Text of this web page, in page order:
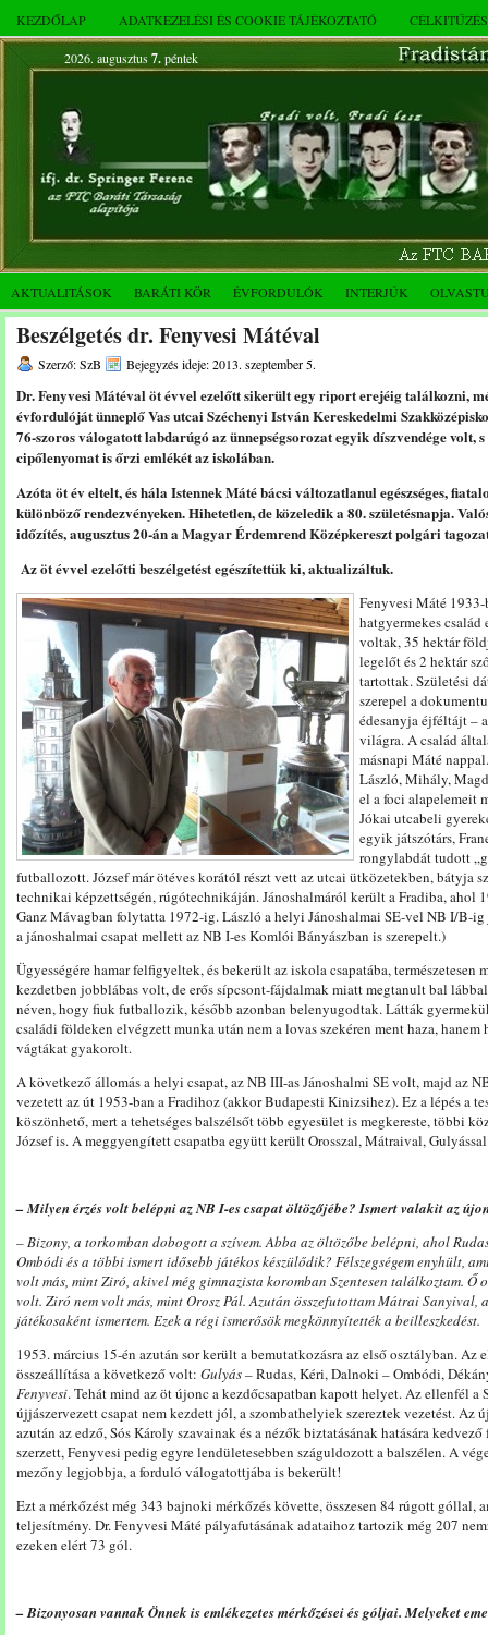
KEZDŐLAP ADATKEZELÉSI ÉS COOKIE TÁJÉKOZTATÓ
2026. augusztus 7.péntek
AKTUALITÁSOK BARÁTI KÖR ÉVFORDULÓK INTERJÚK
Beszélgetés dr. Fenyvesi Mátéval
Szerző: SzB Bejegyzés ideje: 2013. szeptember 5.
Dr. Fenyvesi Mátéval öt évvel ezelőtt sikerült egy riport erejéig találkozni,
évfordulóját ünneplő Vas utcai Széchenyi István Kereskedelmi
76-szoros válogatott labdarúgó az ünnepségsorozat egyik díszvendége volt,
cipőlenyomat is őrzi emlékét az iskolában.
Azóta öt év eltelt, és hála Istennek Máté bácsi változatlanul egészséges,
különböző rendezvényeken. Hihetetlen, de közeledik a 80. születésnapja.
időzítés, augusztus 20-án a Magyar Érdemrend Középkereszt polgári
Az öt évvel ezelőtti beszélgetést egészítettük ki, aktualizáltuk.
Fenyvesi Máté 1933-
hatgyermekes
voltak, 35 hektár
legelőt és 2 hektár
tartottak. Születési
szerepel a
édesanyja éjféltájt –
világra. A család
másnapi Máté
László, Mihály,
el a foci alapelemeit
Jókai utcabeli
egyik játszótárs,
rongylabdát tudott
futballozott. József már ötéves korától részt vett az utcai ütközetekben, bátyja
technikai képzettségén, rúgótechnikáján. Jánoshalmáról került a Fradiba, ahol
Ganz Mávagban folytatta 1972-ig. László a helyi Jánoshalmai SE-vel NB I/B-
a jánoshalmai csapat mellett az NB I-es Komlói Bányászban is szerepelt.)
Ügyességére hamar felfigyeltek, és bekerült az iskola csapatába, természetesen
kezdetben jobblábas volt, de erős sípcsont-fájdalmak miatt megtanult bal
néven, hogy fiuk futballozik, később azonban belenyugodtak. Látták
családi földeken elvégzett munka után nem a lovas szekéren ment haza,
vágtákat gyakorolt.
A következő állomás a helyi csapat, az NB III-as Jánoshalmi SE volt, majd az
vezetett az út 1953-ban a Fradihoz (akkor Budapesti Kinizsihez). Ez a lépés a
köszönhető, mert a tehetséges balszélsőt több egyesület is megkereste, többi
József is. A meggyengített csapatba együtt került Orosszal, Mátraival, Gulyással
– Milyen érzés volt belépni az NB I-es csapat öltözőjébe? Ismert valakit az
– Bizony, a torkomban dobogott a szívem. Abba az öltözőbe belépni, ahol
Ombódi és a többi ismert idősebb játékos készülődik? Félszegségem enyhült,
volt más, mint Ziró, akivel még gimnazista koromban Szentesen találkoztam. Ő
volt. Ziró nem volt más, mint Orosz Pál. Azután összefutottam Mátrai Sanyival,
játékosaként ismertem. Ezek a régi ismerősök megkönnyítették a beilleszkedést.
1953. március 15-én azután sor került a bemutatkozásra az első osztályban.
összeállítása a következő volt: Gulyás– Rudas, Kéri, Dalnoki – Ombódi,
Fenyvesi. Tehát mind az öt újonc a kezdőcsapatban kapott helyet. Az ellenfél a
újjászervezett csapat nem kezdett jól, a szombathelyiek szereztek vezetést.
azután az edző, Sós Károly szavainak és a nézők biztatásának hatására
szerzett, Fenyvesi pedig egyre lendületesebben száguldozott a balszélen. A
mezőny legjobbja, a forduló válogatottjába is bekerült!
Ezt a mérkőzést még 343 bajnoki mérkőzés követte, összesen 84 rúgott góllal,
teljesítmény. Dr. Fenyvesi Máté pályafutásának adataihoz tartozik még 207
ezeken elért 73 gól.
– Bizonyosan vannak Önnek is emlékezetes mérkőzései és góljai. Melyeket